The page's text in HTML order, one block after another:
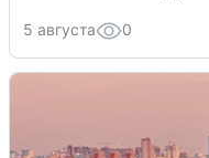
5 августа 0